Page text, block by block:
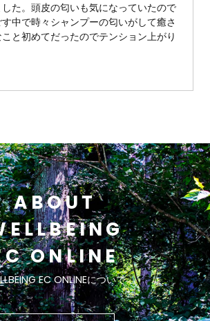
た。頭皮の匂いも気になっていたので
中で時々シャンプーの匂いがして癒さ
と初めてだったのでテンション上がり
ABOUT
ONLINE
EC ONLINEについて